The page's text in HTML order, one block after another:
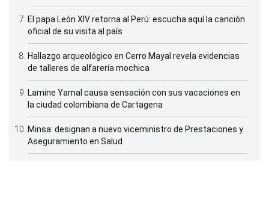
El papa León XIV retorna al Perú: escucha aquí la canción
oficial de su visita al país
Hallazgo arqueológico en Cerro Mayal revela evidencias
de talleres de alfarería mochica
Lamine Yamal causa sensación con sus vacaciones en
la ciudad colombiana de Cartagena
Minsa: designan a nuevo viceministro de Prestaciones y
Aseguramiento en Salud